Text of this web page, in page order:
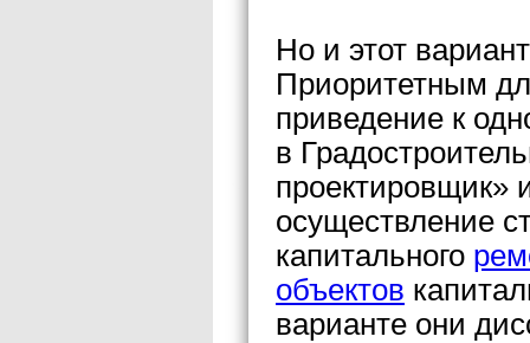
Но и этот
Приоритетным
приведение к
в
проектировщик»
осуществление
капитального
объектов
варианте они